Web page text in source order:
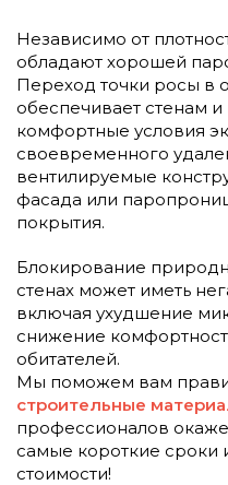
Независимо от
обладают хорошей
Переход точки росы в
обеспечивает стенам
комфортные условия
своевременного
вентилируемые
фасада или
покрытия.
Блокирование
стенах может иметь
включая ухудшение
снижение
обитателей.
Мы поможем вам
строительные
профессионалов
самые короткие сроки
стоимости!